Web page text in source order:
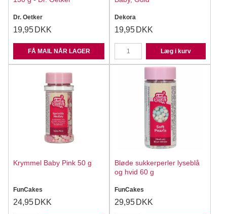
Dr. Oetker
19,95 DKK
FÅ MAIL NÅR LAGER
Dekora
19,95 DKK
Læg i kurv
Krymmel Baby Pink 50 g
FunCakes
24,95 DKK
Bløde sukkerperler lyseblå
og hvid 60 g
FunCakes
29,95 DKK